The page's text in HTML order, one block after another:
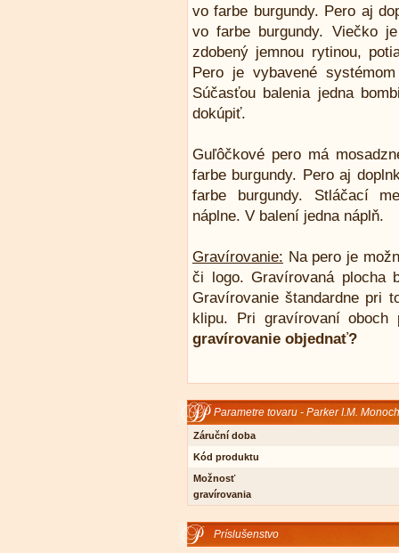
vo farbe burgundy. Pero aj
vo farbe burgundy. Viečko
zdobený jemnou rytinou,
Pero je vybavené
Súčasťou balenia jedna
dokúpiť.
Guľôčkové pero má
farbe burgundy. Pero aj
farbe burgundy. Stláčací
náplne. V balení jedna náplň.
Gravírovanie: Na pero je
či logo. Gravírovaná plocha
Gravírovanie štandardne pri
klipu. Pri gravírovaní
gravírovanie objednať?
Parametre tovaru - Parker I.M.
Záruční doba
Kód produktu
Možnosť
gravírovania
Príslušenstvo